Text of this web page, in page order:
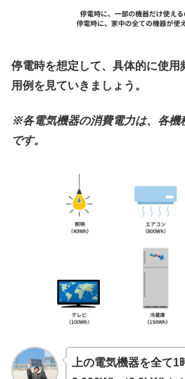
停電時を想定して、具体的に使用
用例を見ていきましょう。
※各電気機器の消費電力は、各機
です。
上の電気機器を全て1